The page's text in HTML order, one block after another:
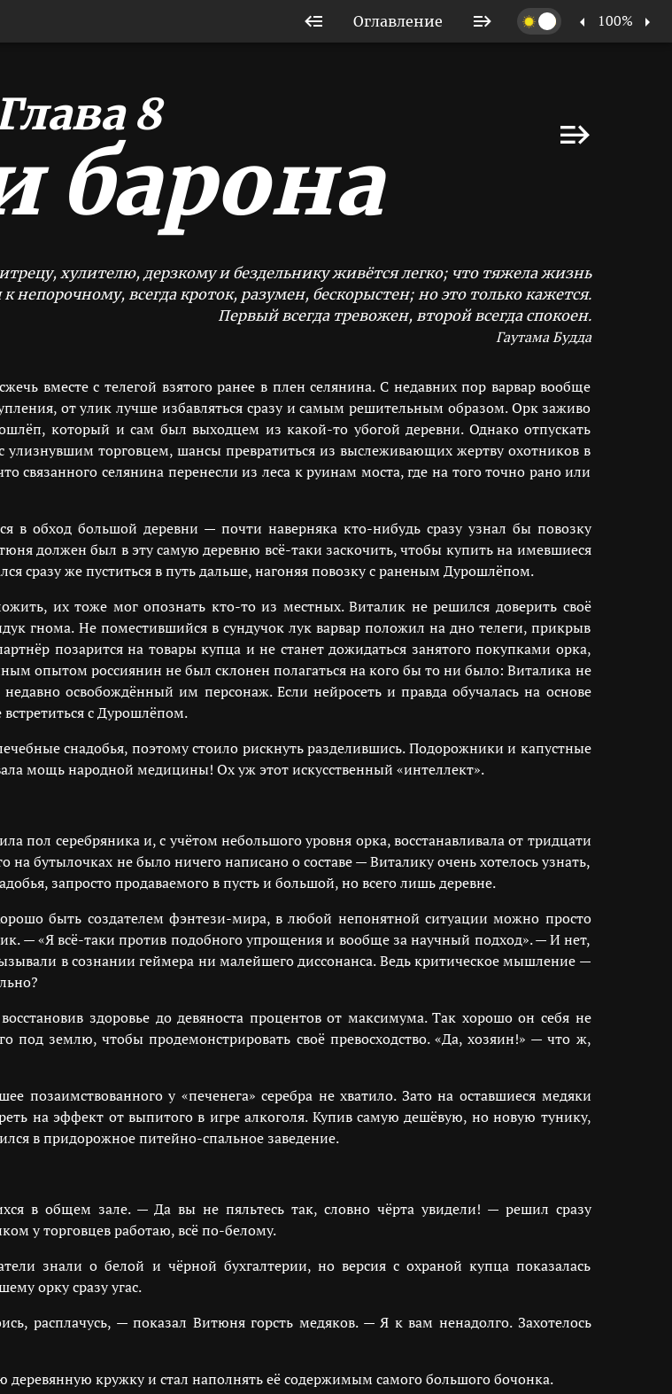
Оглавление 100%
8
барона
хулителю, дерзкому и бездельнику живётся легко; что тяжела жизнь
непорочному, всегда кроток, разумен, бескорыстен; но это только кажется.
Первый всегда тревожен, второй всегда спокоен.
Гаутама Будда
вместе с телегой взятого ранее в плен селянина. С недавних пор варвар вообще
от улик лучше избавляться сразу и самым решительным образом. Орк заживо
который и сам был выходцем из какой-то убогой деревни. Однако отпускать
улизнувшим торговцем, шансы превратиться из выслеживающих жертву охотников в
связанного селянина перенесли из леса к руинам моста, где на того точно рано или
в обход большой деревни — почти наверняка кто-нибудь сразу узнал бы повозку
должен был в эту самую деревню всё-таки заскочить, чтобы купить на имевшиеся
сразу же пуститься в путь дальше, нагоняя повозку с раненым Дурошлёпом.
их тоже мог опознать кто-то из местных. Виталик не решился доверить своё
гнома. Не поместившийся в сундучок лук варвар положил на дно телеги, прикрыв
позарится на товары купца и не станет дожидаться занятого покупками орка,
опытом россиянин не был склонен полагаться на кого бы то ни было: Виталика не
освобождённый им персонаж. Если нейросеть и правда обучалась на основе
с Дурошлёпом.
снадобья, поэтому стоило рискнуть разделившись. Подорожники и капустные
мощь народной медицины! Ох уж этот искусственный «интеллект».
пол серебряника и, с учётом небольшого уровня орка, восстанавливала от тридцати
бутылочках не было ничего написано о составе — Виталику очень хотелось узнать,
запросто продаваемого в пусть и большой, но всего лишь деревне.
быть создателем фэнтези-мира, в любой непонятной ситуации можно просто
— «Я всё-таки против подобного упрощения и вообще за научный подход». — И нет,
в сознании геймера ни малейшего диссонанса. Ведь критическое мышление —
здоровье до девяноста процентов от максимума. Так хорошо он себя не
под землю, чтобы продемонстрировать своё превосходство. «Да, хозяин!» — что ж,
позаимствованного у «печенега» серебра не хватило. Зато на оставшиеся медяки
на эффект от выпитого в игре алкоголя. Купив самую дешёвую, но новую тунику,
в придорожное питейно-спальное заведение.
в общем зале. — Да вы не пяльтесь так, словно чёрта увидели! — решил сразу
у торговцев работаю, всё по-белому.
знали о белой и чёрной бухгалтерии, но версия с охраной купца показалась
орку сразу угас.
расплачусь, — показал Витюня горсть медяков. — Я к вам ненадолго. Захотелось
кружку и стал наполнять её содержимым самого большого бочонка.